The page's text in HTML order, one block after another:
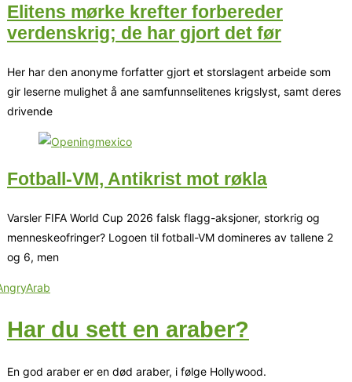
Elitens mørke krefter forbereder
verdenskrig; de har gjort det før
Her har den anonyme forfatter gjort et storslagent arbeide som
gir leserne mulighet å ane samfunnselitenes krigslyst, samt deres
drivende
Fotball-VM, Antikrist mot røkla
Varsler FIFA World Cup 2026 falsk flagg-aksjoner, storkrig og
menneskeofringer? Logoen til fotball-VM domineres av tallene 2
og 6, men
Har du sett en araber?
En god araber er en død araber, i følge Hollywood.